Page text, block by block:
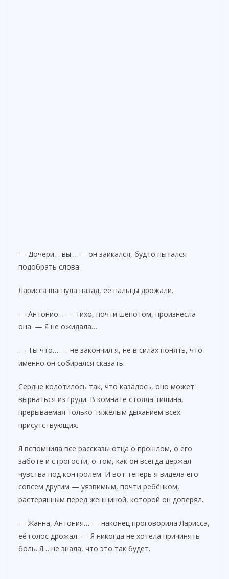
— Дочери… вы… — он заикался, будто пытался
подобрать слова.
Ларисса шагнула назад, её пальцы дрожали.
— Антонио… — тихо, почти шепотом, произнесла
она. — Я не ожидала…
— Ты что… — не закончил я, не в силах понять, что
именно он собирался сказать.
Сердце колотилось так, что казалось, оно может
вырваться из груди. В комнате стояла тишина,
прерываемая только тяжёлым дыханием всех
присутствующих.
Я вспомнила все рассказы отца о прошлом, о его
заботе и строгости, о том, как он всегда держал
чувства под контролем. И вот теперь я видела его
совсем другим — уязвимым, почти ребёнком,
растерянным перед женщиной, которой он доверял.
— Жанна, Антония… — наконец проговорила Ларисса,
её голос дрожал. — Я никогда не хотела причинять
боль. Я… не знала, что это так будет.